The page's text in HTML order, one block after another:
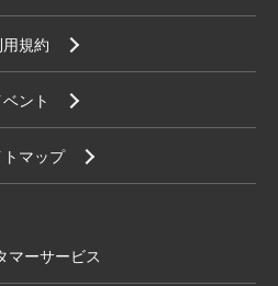
規約
ント
マップ
マーサービス